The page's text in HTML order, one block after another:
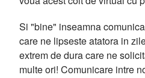
Si "bine" inseamna
care ne lipseste atatora in
extrem de dura care ne
multe ori! Comunicare intre